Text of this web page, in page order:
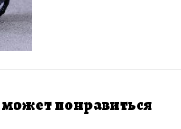
понравиться